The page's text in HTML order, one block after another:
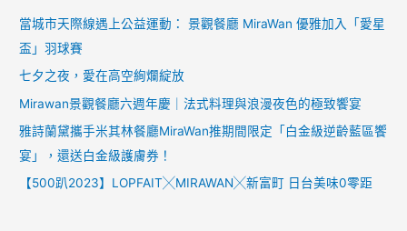
當城市天際線遇上公益運動： 景觀餐廳 MiraWan 優雅加入「愛星
盃」羽球賽
七夕之夜，愛在高空絢爛綻放
Mirawan景觀餐廳六週年慶｜法式料理與浪漫夜色的極致饗宴
雅詩蘭黛攜手米其林餐廳MiraWan推期間限定「白金級逆齡藍區饗
宴」，還送白金級護膚券！
【500趴2023】LOPFAIT╳MIRAWAN╳新富町 日台美味0零距